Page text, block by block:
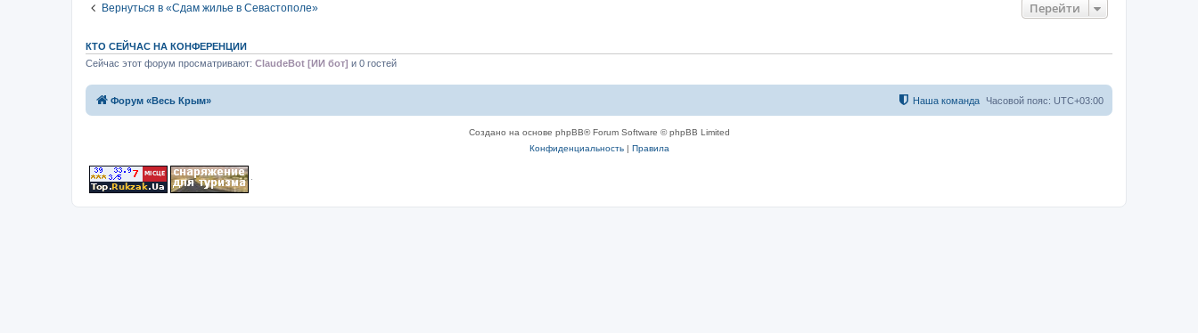
а
Вернуться в «Сдам жилье в Севастополе» Перейти
КТО СЕЙЧАС НА КОНФЕРЕНЦИИ
Сейчас этот форум просматривают: ClaudeBot [ИИ бот] и 0 гостей
Форум «Весь Крым» Часовой пояс: UTC+03:00
Наша команда
Создано на основе phpBB® Forum Software © phpBB Limited
Конфиденциальность| Правила